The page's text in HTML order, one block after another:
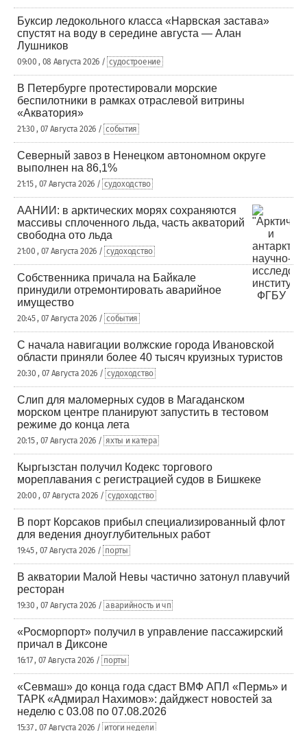
Буксир ледокольного класса «Нарвская застава»
спустят на воду в середине августа — Алан
Лушников
09:00 , 08 Августа 2026 / судостроение
В Петербурге протестировали морские
беспилотники в рамках отраслевой витрины
«Акватория»
21:30 , 07 Августа 2026 / события
Северный завоз в Ненецком автономном округе
выполнен на 86,1%
21:15 , 07 Августа 2026 / судоходство
ААНИИ: в арктических морях сохраняются
массивы сплоченного льда, часть акваторий
свободна ото льда
21:00 , 07 Августа 2026 / судоходство
Собственника причала на Байкале
принудили отремонтировать аварийное
имущество
20:45 , 07 Августа 2026 / события
С начала навигации волжские города Ивановской
области приняли более 40 тысяч круизных туристов
20:30 , 07 Августа 2026 / судоходство
Слип для маломерных судов в Магаданском
морском центре планируют запустить в тестовом
режиме до конца лета
20:15 , 07 Августа 2026 / яхты и катера
Кыргызстан получил Кодекс торгового
мореплавания с регистрацией судов в Бишкеке
20:00 , 07 Августа 2026 / судоходство
В порт Корсаков прибыл специализированный флот
для ведения дноуглубительных работ
19:45 , 07 Августа 2026 / порты
В акватории Малой Невы частично затонул плавучий
ресторан
19:30 , 07 Августа 2026 / аварийность и чп
«Росморпорт» получил в управление пассажирский
причал в Диксоне
16:17 , 07 Августа 2026 / порты
«Севмаш» до конца года сдаст ВМФ АПЛ «Пермь» и
ТАРК «Адмирал Нахимов»: дайджест новостей за
неделю с 03.08 по 07.08.2026
15:37 , 07 Августа 2026 / итоги недели